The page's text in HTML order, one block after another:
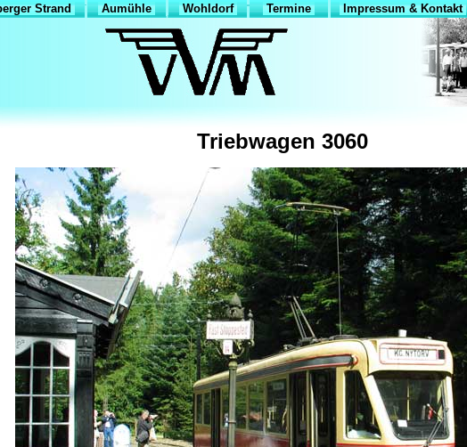
Strand Aumühle Wohldorf Termine Impressum & Kontakt
Triebwagen 3060